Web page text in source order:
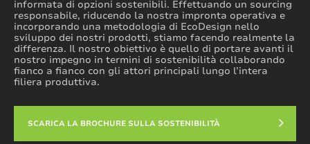
informata di opzioni sostenibili. Effettuando un sourcing
responsabile, riducendo la nostra impronta operativa e
incorporando una metodologia di EcoDesign nello
sviluppo dei nostri prodotti, stiamo facendo realmente la
differenza. Il nostro obiettivo è quello di portare avanti il
nostro impegno in termini di sostenibilità collaborando
fianco a fianco con gli attori principali lungo l’intera
filiera produttiva.
SCARICA LA BROCHURE SULLA SOSTENIBILITÀ